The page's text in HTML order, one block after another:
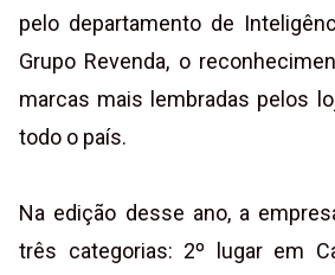
pelo departamento de
Grupo Revenda, o
marcas mais lembradas pelos
todo o país.
Na edição desse ano, a
três categorias: 2º lugar em